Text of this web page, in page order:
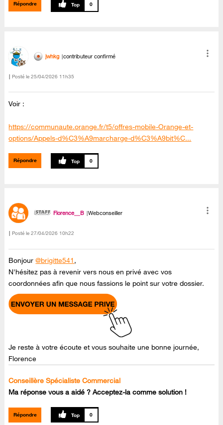
Répondre 0
jwhkg contributeur confirmé
Posté le ‎25/04/2026 11h35
Voir :
https://communaute.orange.fr/t5/offres-mobile-Orange-et-
options/Appels-d%C3%A9marcharge-d%C3%A9bit%C...
Répondre 0
Florence__B Webconseiller
Posté le ‎27/04/2026 10h22
Bonjour@brigitte541 ,
N'hésitez pas à revenir vers nous en privé avec vos
coordonnées afin que nous fassions le point sur votre dossier.
Je reste à votre écoute et vous souhaite une bonne journée,
Florence
Conseillère Spécialiste Commercial
Ma réponse vous a aidé ? Acceptez-la comme solution !
Répondre 0